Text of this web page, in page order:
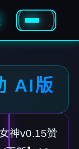
AI版
神v0.15赞